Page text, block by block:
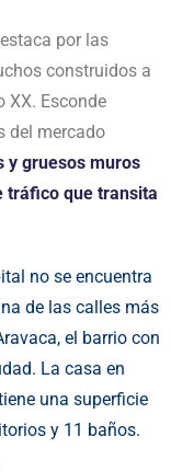
por las
construidos a
XX. Esconde
del mercado
y gruesos muros
tráfico que transita
no se encuentra
de las calles más
el barrio con
La casa en
una superficie
y 11 baños.